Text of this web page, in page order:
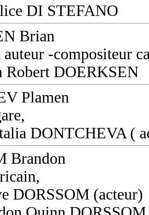
DI STEFANO
Brian
auteur -compositeur
Robert DOERKSEN
Plamen
DONTCHEVA (
Brandon
DORSSOM (acteur)